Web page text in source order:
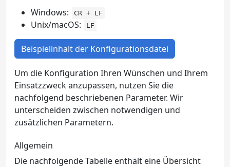
Windows:
CR + LF
Unix/macOS: LF
Beispielinhalt der Konfigurationsdatei
Um die Konfiguration Ihren Wünschen und Ihrem
Einsatzzweck anzupassen, nutzen Sie die
nachfolgend beschriebenen Parameter. Wir
unterscheiden zwischen notwendigen und
zusätzlichen Parametern.
Allgemein
Die nachfolgende Tabelle enthält eine Übersicht